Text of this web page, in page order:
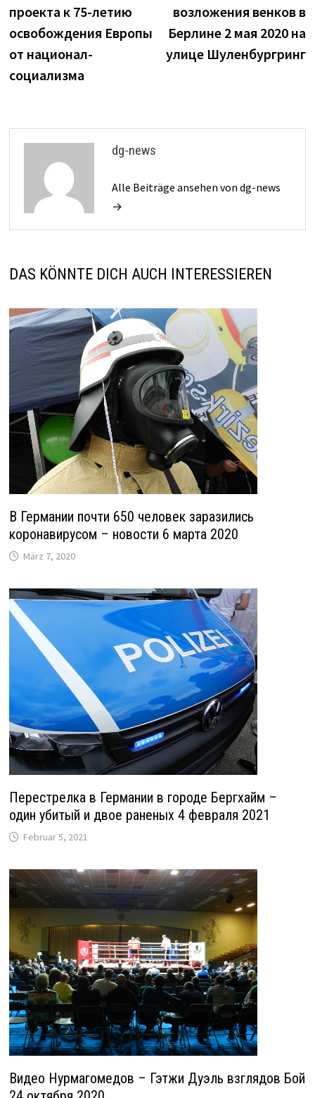
проекта к 75-летию
освобождения Европы
от национал-
социализма
возложения венков в
Берлине 2 мая 2020 на
улице Шуленбургринг
dg-news
Alle Beiträge ansehen von dg-news
→
DAS KÖNNTE DICH AUCH INTERESSIEREN
В Германии почти 650 человек заразились
коронавирусом – новости 6 марта 2020
März 7, 2020
Перестрелка в Германии в городе Бергхайм –
один убитый и двое раненых 4 февраля 2021
Februar 5, 2021
Видео Нурмагомедов – Гэтжи Дуэль взглядов Бой